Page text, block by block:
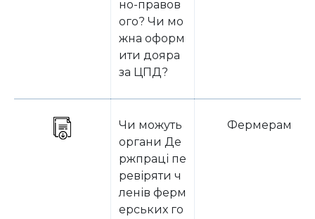
но-правов
ого? Чи мо
жна оформ
ити дояра
за ЦПД?
Чи можуть
органи Де
ржпраці пе
ревіряти ч
ленів ферм
ерських го
Фермерам